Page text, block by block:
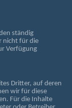
ständig
nicht für die
Verfügung
Dritter, auf deren
wir für diese
Für die Inhalte